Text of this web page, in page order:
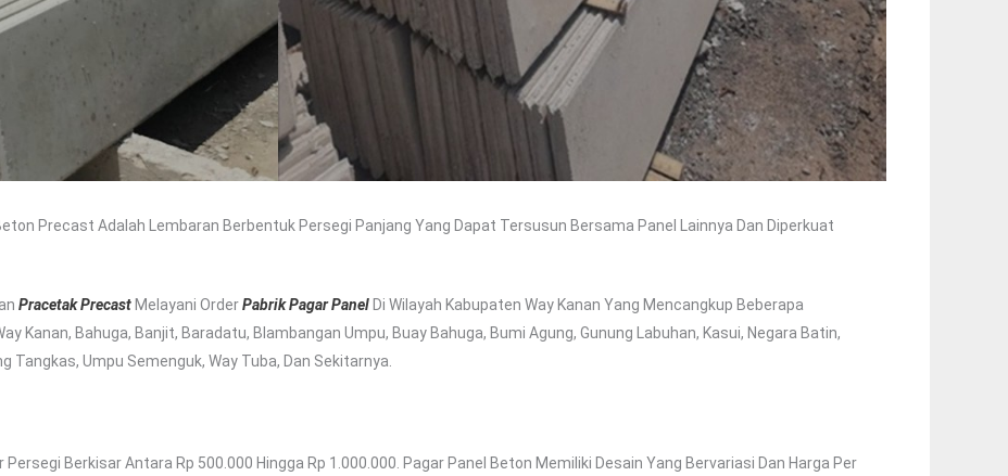
Precast Adalah Lembaran Berbentuk Persegi Panjang Yang Dapat Tersusun Bersama Panel Lainnya Dan Diperkuat
Pracetak Precast Melayani OrderPabrik Pagar Panel Di Wilayah Kabupaten Way Kanan Yang Mencangkup Beberapa
Kanan, Bahuga, Banjit, Baradatu, Blambangan Umpu, Buay Bahuga, Bumi Agung, Gunung Labuhan, Kasui, Negara Batin,
Tangkas, Umpu Semenguk, Way Tuba, Dan Sekitarnya.
Persegi Berkisar Antara Rp 500.000 Hingga Rp 1.000.000. Pagar Panel Beton Memiliki Desain Yang Bervariasi Dan Harga Per